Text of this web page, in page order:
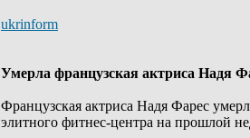
ukrinform
Умерла французская актриса Надя
Французская актриса Надя Фарес
элитного фитнес-центра на прошлой